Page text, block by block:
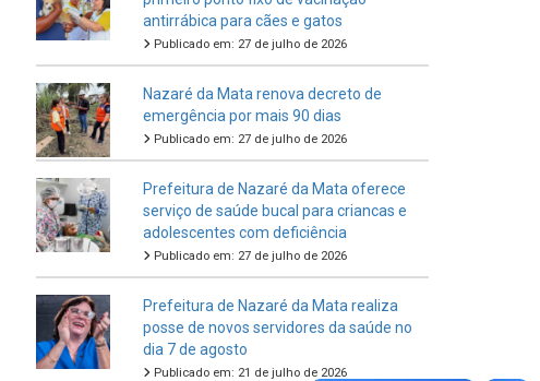
antirrábica para cães e gatos
Publicado em: 27 de julho de 2026
Nazaré da Mata renova decreto de
emergência por mais 90 dias
Publicado em: 27 de julho de 2026
Prefeitura de Nazaré da Mata oferece
serviço de saúde bucal para criancas e
adolescentes com deficiência
Publicado em: 27 de julho de 2026
Prefeitura de Nazaré da Mata realiza
posse de novos servidores da saúde no
dia 7 de agosto
Publicado em: 21 de julho de 2026